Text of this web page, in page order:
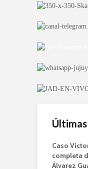
Caso
completa
Álvarez